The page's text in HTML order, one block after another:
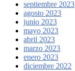
septiembre 2023
agosto 2023
junio 2023
mayo 2023
abril 2023
marzo 2023
enero 2023
diciembre 2022